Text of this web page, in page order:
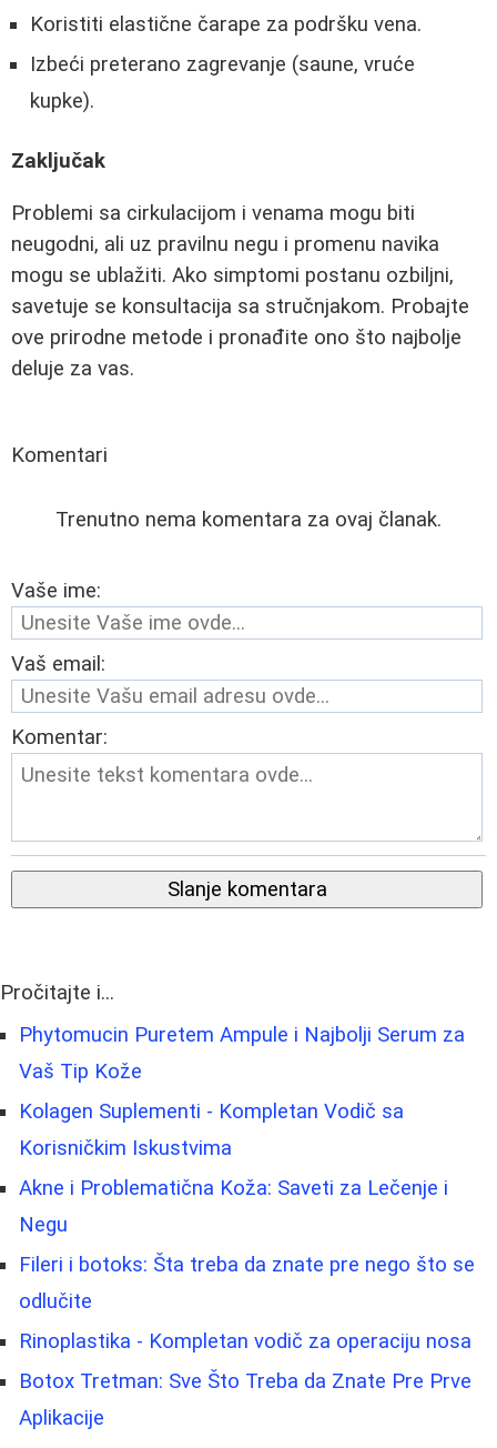
Koristiti elastične čarape za podršku vena.
Izbeći preterano zagrevanje (saune, vruće
kupke).
Zaključak
Problemi sa cirkulacijom i venama mogu biti
neugodni, ali uz pravilnu negu i promenu navika
mogu se ublažiti. Ako simptomi postanu ozbiljni,
savetuje se konsultacija sa stručnjakom. Probajte
ove prirodne metode i pronađite ono što najbolje
deluje za vas.
Komentari
Trenutno nema komentara za ovaj članak.
Vaše ime:
Vaš email:
Komentar:
Slanje komentara
Pročitajte i...
Phytomucin Puretem Ampule i Najbolji Serum za
Vaš Tip Kože
Kolagen Suplementi - Kompletan Vodič sa
Korisničkim Iskustvima
Akne i Problematična Koža: Saveti za Lečenje i
Negu
Fileri i botoks: Šta treba da znate pre nego što se
odlučite
Rinoplastika - Kompletan vodič za operaciju nosa
Botox Tretman: Sve Što Treba da Znate Pre Prve
Aplikacije